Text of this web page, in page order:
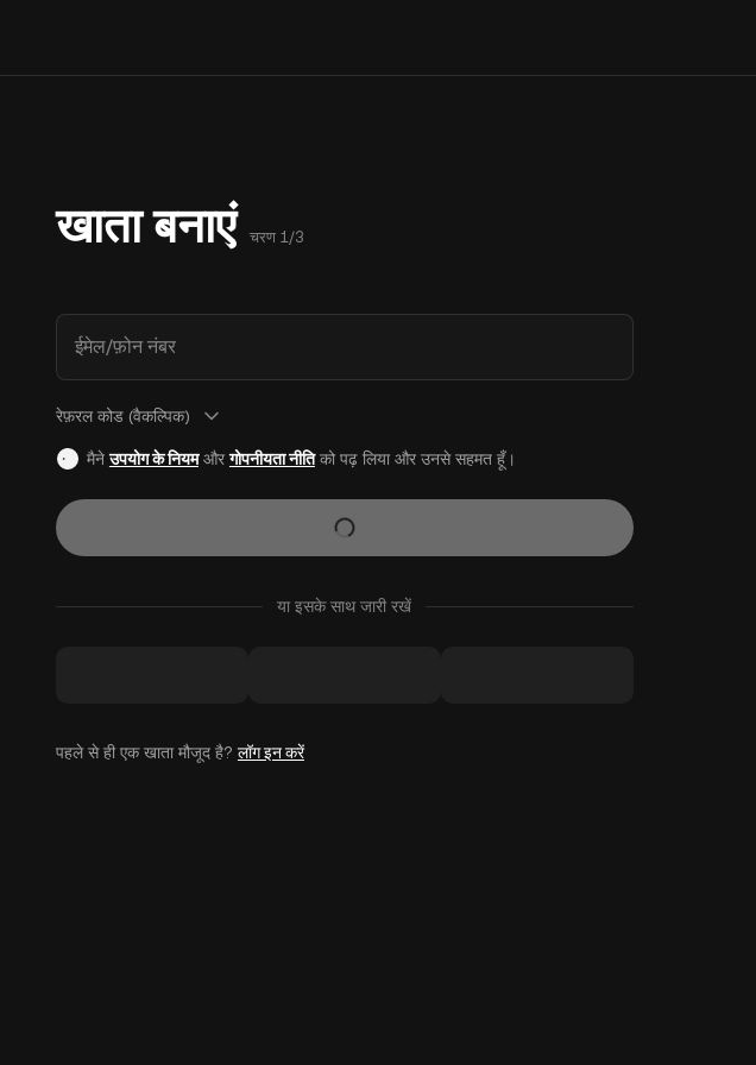
खाता बनाएं चरण 1/3
ईमेल/फ़ोन नंबर
रेफ़रल कोड (वैकल्पिक)
मैनेउपयोग के नियमऔरगोपनीयता नीतिको पढ़ लिया और उनसे सहमत हूँ।
या इसके साथ जारी रखें
पहले से ही एक खाता मौजूद है? लॉग इन करें